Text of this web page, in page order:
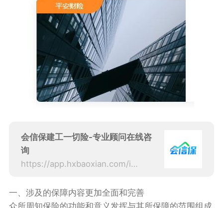
会信保建工一切险-专业顾问在线咨
询
https://app.hxbaoxian.com/insurance?p=1&l=20&t=5&c=0&sourceType=web
一、涉及的保障内容更加全面和完善